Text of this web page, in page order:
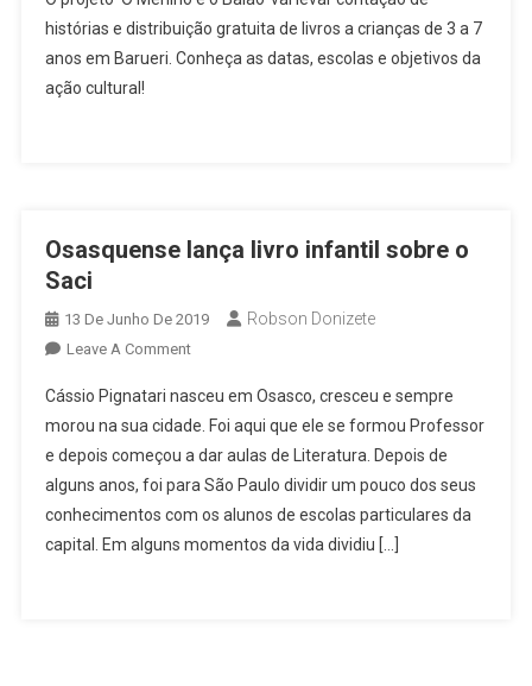
Projeto
“O
Menino
Com
Histórias
E
Gratuitos
histórias e distribuição gratuita de livros a crianças de 3 a 7
anos em Barueri. Conheça as datas, escolas e objetivos da
ação cultural!
Osasquense lança livro infantil sobre o
Saci
13 De Junho De 2019 Robson Donizete
Leave A CommentOn
Lança
Livro
Infantil
Sobre
O
Saci
Cássio Pignatari nasceu em Osasco, cresceu e sempre
morou na sua cidade. Foi aqui que ele se formou Professor
e depois começou a dar aulas de Literatura. Depois de
alguns anos, foi para São Paulo dividir um pouco dos seus
conhecimentos com os alunos de escolas particulares da
capital. Em alguns momentos da vida dividiu […]